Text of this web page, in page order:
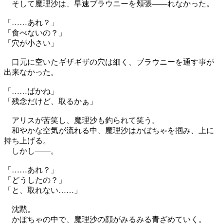
そして魔理沙は、早速ブラウニーを頬張——れなかった。
「……あれ？」
「食べないの？」
「穴が小さい」
口元に空いたギザギザの穴は細く、ブラウニーを通す事が
出来なかった。
「……ばかね」
「残念だけど、取るかぁ」
アリスが苦笑し、魔理沙も釣られて笑う。
和やかな空気が流れる中、魔理沙はかぼちゃを掴み、上に
持ち上げる。
しかし——。
「……あれ？」
「どうしたの？」
「と、取れない……」
沈黙。
かぼちゃの中で、魔理沙の顔がみるみる青ざめていく。